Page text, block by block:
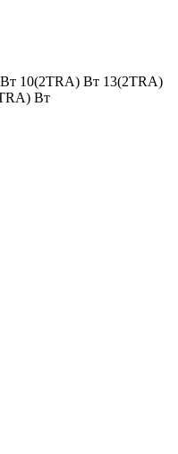
10(2TRA) Вт 13(2TRA)
Вт